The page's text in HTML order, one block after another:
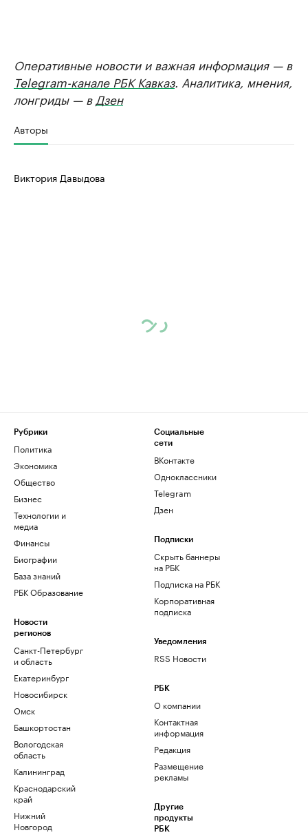
Оперативные новости и важная информация — в
Telegram-канале РБК Кавказ. Аналитика, мнения,
лонгриды — в Дзен
Авторы
Виктория Давыдова
Рубрики
Политика
Экономика
Общество
Бизнес
Технологии и
медиа
Финансы
Биографии
База знаний
РБК Образование
Новости
регионов
Санкт-Петербург
и область
Екатеринбург
Новосибирск
Омск
Башкортостан
Вологодская
область
Калининград
Краснодарский
край
Нижний
Новгород
Социальные
сети
ВКонтакте
Одноклассники
Telegram
Дзен
Подписки
Скрыть баннеры
на РБК
Подписка на РБК
Корпоративная
подписка
Уведомления
RSS Новости
РБК
О компании
Контактная
информация
Редакция
Размещение
рекламы
Другие
продукты
РБК